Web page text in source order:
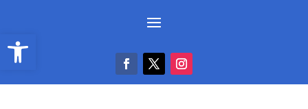
Abrir barra de herramientas